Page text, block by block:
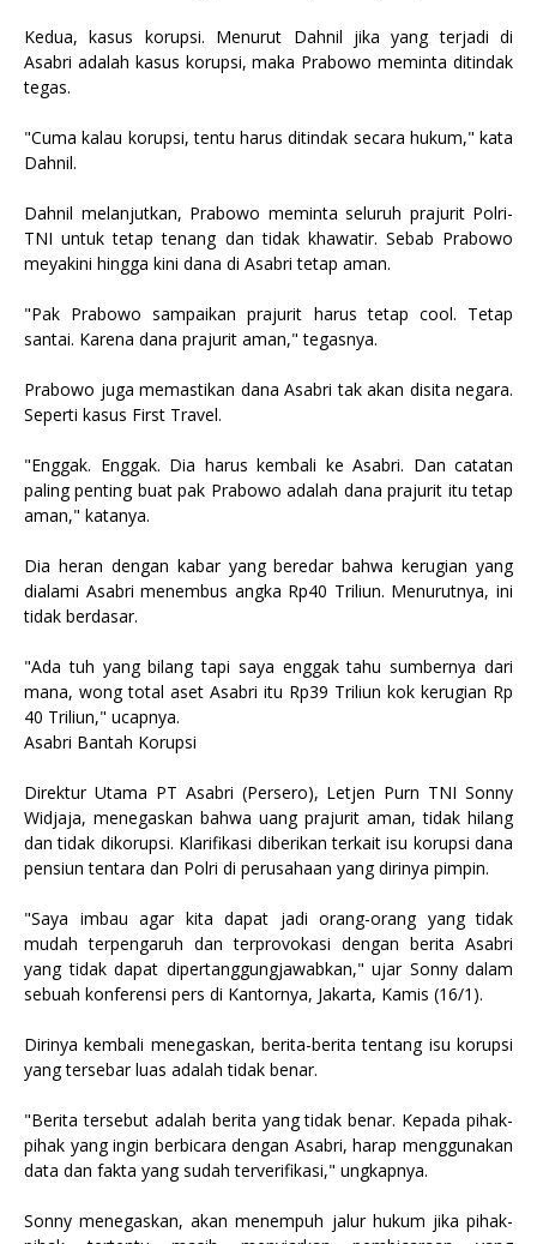
Kedua, kasus korupsi. Menurut Dahnil jika yang terjadi di
Asabri adalah kasus korupsi, maka Prabowo meminta ditindak
tegas.
"Cuma kalau korupsi, tentu harus ditindak secara hukum," kata
Dahnil.
Dahnil melanjutkan, Prabowo meminta seluruh prajurit Polri-
TNI untuk tetap tenang dan tidak khawatir. Sebab Prabowo
meyakini hingga kini dana di Asabri tetap aman.
"Pak Prabowo sampaikan prajurit harus tetap cool. Tetap
santai. Karena dana prajurit aman," tegasnya.
Prabowo juga memastikan dana Asabri tak akan disita negara.
Seperti kasus First Travel.
"Enggak. Enggak. Dia harus kembali ke Asabri. Dan catatan
paling penting buat pak Prabowo adalah dana prajurit itu tetap
aman," katanya.
Dia heran dengan kabar yang beredar bahwa kerugian yang
dialami Asabri menembus angka Rp40 Triliun. Menurutnya, ini
tidak berdasar.
"Ada tuh yang bilang tapi saya enggak tahu sumbernya dari
mana, wong total aset Asabri itu Rp39 Triliun kok kerugian Rp
40 Triliun," ucapnya.
Asabri Bantah Korupsi
Direktur Utama PT Asabri (Persero), Letjen Purn TNI Sonny
Widjaja, menegaskan bahwa uang prajurit aman, tidak hilang
dan tidak dikorupsi. Klarifikasi diberikan terkait isu korupsi dana
pensiun tentara dan Polri di perusahaan yang dirinya pimpin.
"Saya imbau agar kita dapat jadi orang-orang yang tidak
mudah terpengaruh dan terprovokasi dengan berita Asabri
yang tidak dapat dipertanggungjawabkan," ujar Sonny dalam
sebuah konferensi pers di Kantornya, Jakarta, Kamis (16/1).
Dirinya kembali menegaskan, berita-berita tentang isu korupsi
yang tersebar luas adalah tidak benar.
"Berita tersebut adalah berita yang tidak benar. Kepada pihak-
pihak yang ingin berbicara dengan Asabri, harap menggunakan
data dan fakta yang sudah terverifikasi," ungkapnya.
Sonny menegaskan, akan menempuh jalur hukum jika pihak-